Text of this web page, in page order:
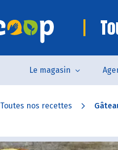
Le magasin
Toutes nos recettes